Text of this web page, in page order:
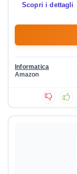
Scopri i dettagli
Informatica
Amazon